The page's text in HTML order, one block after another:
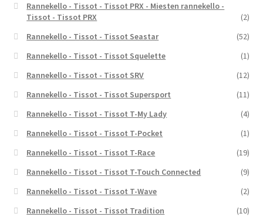
Rannekello - Tissot - Tissot PRX - Miesten rannekello -
Tissot - Tissot PRX
(2)
Rannekello - Tissot - Tissot Seastar
(52)
Rannekello - Tissot - Tissot Squelette
(1)
Rannekello - Tissot - Tissot SRV
(12)
Rannekello - Tissot - Tissot Supersport
(11)
Rannekello - Tissot - Tissot T-My Lady
(4)
Rannekello - Tissot - Tissot T-Pocket
(1)
Rannekello - Tissot - Tissot T-Race
(19)
Rannekello - Tissot - Tissot T-Touch Connected
(9)
Rannekello - Tissot - Tissot T-Wave
(2)
Rannekello - Tissot - Tissot Tradition
(10)